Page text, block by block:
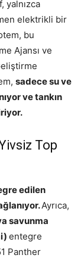
yalnızca
elektrikli bir
bu
Ajansı ve
sadece su ve
ve tankın
Top
edilen
Ayrıca,
savunma
entegre
Panther